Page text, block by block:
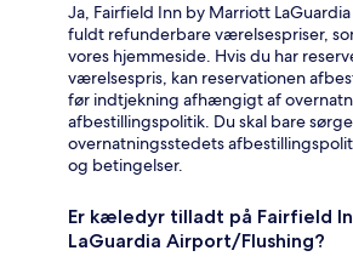
Ja, Fairfield Inn by Marriott
fuldt refunderbare værelsespriser,
vores hjemmeside. Hvis du har
værelsespris, kan reservationen
før indtjekning afhængigt af
afbestillingspolitik. Du skal bare
overnatningsstedets
og betingelser.
Er kæledyr tilladt på Fairfield
LaGuardia Airport/Flushing?